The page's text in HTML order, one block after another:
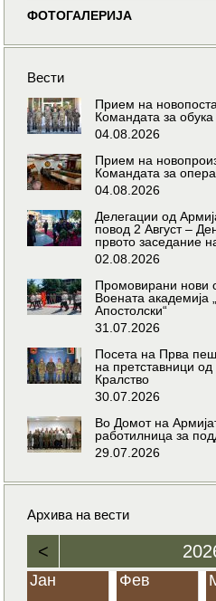
ФОТОГАЛЕРИЈА
Вести
Прием на
Командата за
04.08.2026
Прием на
Командата за
04.08.2026
Делегации од
повод 2 Август –
првото заседание
02.08.2026
Промовирани нови
Воената
Апостолски“
31.07.2026
Посета на Прва
на претставници
Кралство
30.07.2026
Во Домот на
работилница за
29.07.2026
Архива на вести
<
Јан Фев